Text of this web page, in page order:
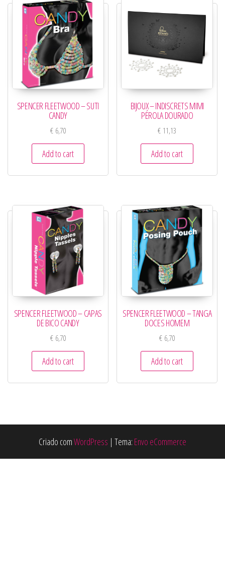
SPENCER FLEETWOOD – SUTI
CANDY
€6,70
Add to cart
BIJOUX – INDISCRETS MIMI
PÉROLA DOURADO
€ 11,13
Add to cart
SPENCER FLEETWOOD – CAPAS
DE BICO CANDY
€6,70
Add to cart
SPENCER FLEETWOOD – TANGA
DOCES HOMEM
€ 6,70
Add to cart
Criado comWordPress | Tema: Envo eCommerce